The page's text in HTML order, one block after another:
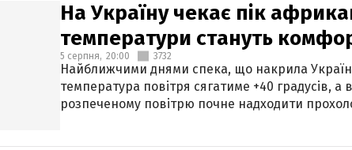
На Україну чекає пік
температури стануть
5 серпня, 20:00 3732
Найближчими днями спека, що накрила
температура повітря сягатиме +40 градусів,
розпеченому повітрю почне надходити